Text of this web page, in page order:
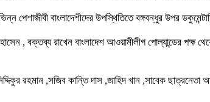
পেশাজীবী বাংলাদেশীদের উপস্থিতিতে বঙ্গবন্ধুর উপর
, বক্তব্য রাখেন বাংলাদেশ আওয়ামীলীগ পোল্যান্ডের পক্ষ
রহমান ,সজিব কান্তি দাস ,জাহিদ খান ,সাবেক ছাত্রনেতা